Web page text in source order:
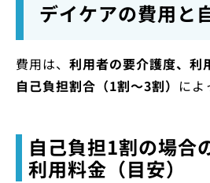
デイケアの費用と
費用は、 利用者の要介護度、利
自己負担割合（1割〜3割） によ
自己負担1割の場合
利用料金（目安）